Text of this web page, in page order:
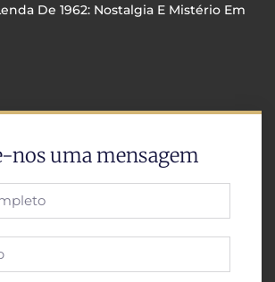
De 1962: Nostalgia E Mistério Em
nos uma mensagem